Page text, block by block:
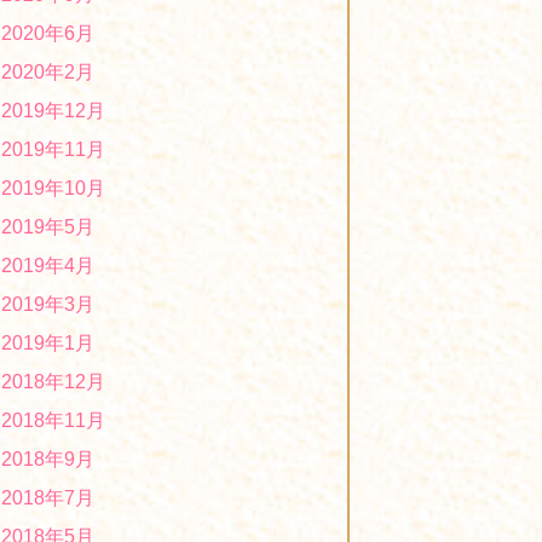
リジナル布製マスク販売中！
02/17
年度「第４回ほっとはぁーとマーケ
ト」に出店します！
２月２日、１２月３日に女子ハンドボ
ル世界選手権ファンゾーンに出店して
ます！ 2019/12/03
7回ミニ文化祭を開催中です。１１月５
(火）～１１月１６日(土）
2019/11/08
０１９年度「障がい者福祉施設商品展
・商談会(県庁)について」に出展しま
！ 2019/10/19
第２４回くまもと物産フェア」に出店
ます！ 2019/10/19
2020年6月
2020年2月
2019年12月
2019年11月
2019年10月
2019年5月
2019年4月
2019年3月
2019年1月
2018年12月
2018年11月
2018年9月
2018年7月
2018年5月